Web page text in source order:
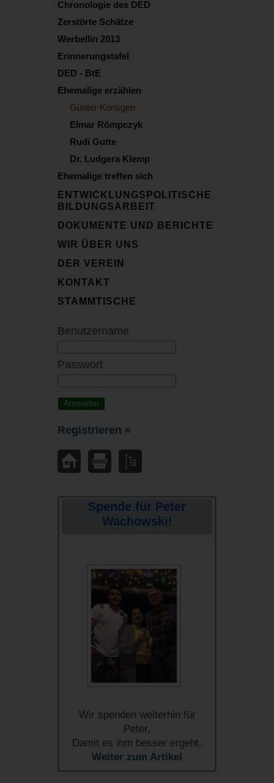
Chronologie des DED
Zerstörte Schätze
Werbellin 2013
Erinnerungstafel
DED - BtE
Ehemalige erzählen
Günter Könsgen
Elmar Römpczyk
Rudi Gutte
Dr. Ludgera Klemp
Ehemalige treffen sich
ENTWICKLUNGSPOLITISCHE
BILDUNGSARBEIT
DOKUMENTE UND BERICHTE
WIR ÜBER UNS
DER VEREIN
KONTAKT
STAMMTISCHE
Benutzername
Passwort
Registrieren »
Spende für Peter
Wachowski!
Wir spenden weiterhin für
Peter,
Damit es ihm besser ergeht.
Weiter zum Artikel